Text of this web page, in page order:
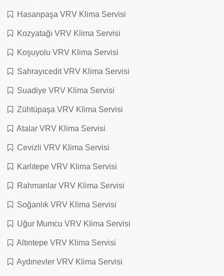
Hasanpaşa VRV Klima Servisi
Kozyatağı VRV Klima Servisi
Koşuyolu VRV Klima Servisi
Sahrayıcedit VRV Klima Servisi
Suadiye VRV Klima Servisi
Zühtüpaşa VRV Klima Servisi
Atalar VRV Klima Servisi
Cevizli VRV Klima Servisi
Karlıtepe VRV Klima Servisi
Rahmanlar VRV Klima Servisi
Soğanlık VRV Klima Servisi
Uğur Mumcu VRV Klima Servisi
Altıntepe VRV Klima Servisi
Aydınevler VRV Klima Servisi